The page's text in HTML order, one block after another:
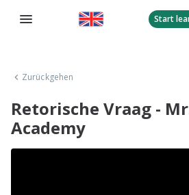
Start
Zurückgehen
Retorische Vraag -
Academy